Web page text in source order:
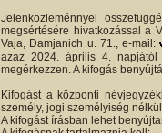
Jelenközleménnyel
megsértésére hivatkozással a
Vaja, Damjanich u. 71., e-mail:
azaz 2024. április 4. napjától
megérkezzen. A kifogás
Kifogást a központi
személy, jogi személyiség
A kifogást írásban lehet